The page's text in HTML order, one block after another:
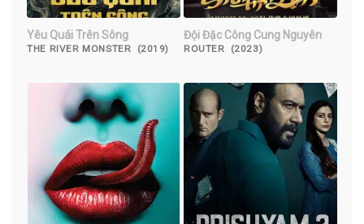
Yêu Quái Trên Sông
THE RIVER MONSTER (2019)
Đội Đặc Công Cung Nguyên
ROUTER (2023)